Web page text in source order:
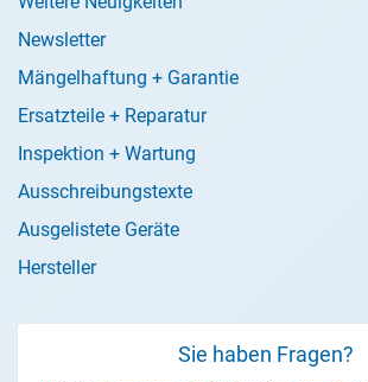
Newsletter
Mängelhaftung + Garantie
Ersatzteile + Reparatur
Inspektion + Wartung
Ausschreibungstexte
Ausgelistete Geräte
Hersteller
Sie haben Fragen?